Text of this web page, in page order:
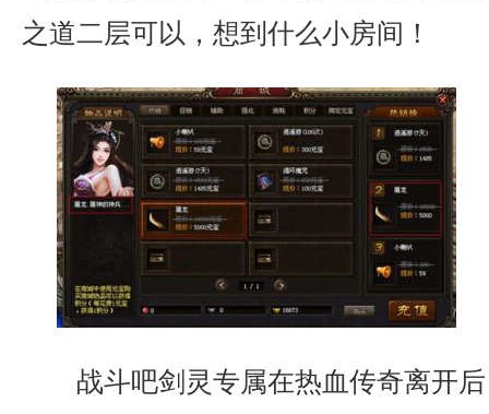
之道二层可以，想到什么小房间！
战斗吧剑灵专属在热血传奇离开